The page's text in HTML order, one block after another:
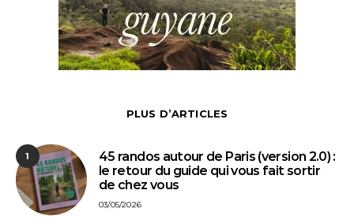
PLUS D’ARTICLES
1
45 randos autour de Paris (version 2.0) :
le retour du guide qui vous fait sortir
de chez vous
03/05/2026